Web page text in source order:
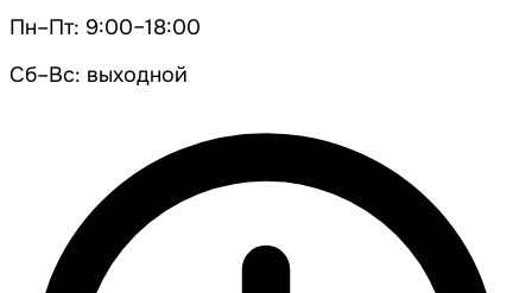
Пн–Пт: 9:00–18:00
Сб–Вс: выходной